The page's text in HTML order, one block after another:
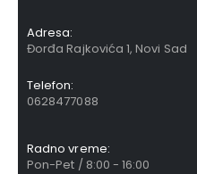
Adresa:
Đorđa Rajkovića 1, Novi Sad
Telefon:
0628477088
Radno vreme:
Pon-Pet / 8:00 - 16:00